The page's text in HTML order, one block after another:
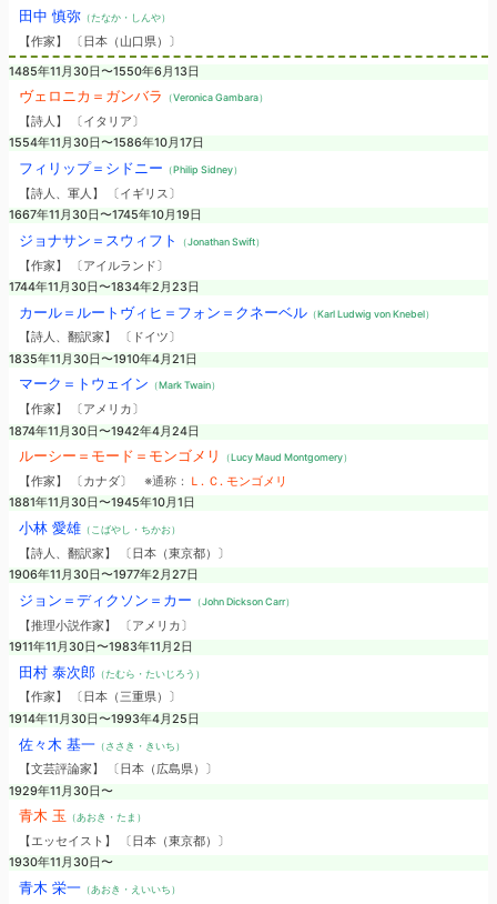
田中 慎弥（たなか・しんや）
【作家】 〔日本（山口県）〕
1485年11月30日〜1550年6月13日
ヴェロニカ＝ガンバラ （Veronica Gambara）
【詩人】 〔イタリア〕
1554年11月30日〜1586年10月17日
フィリップ＝シドニー （Philip Sidney）
【詩人、軍人】 〔イギリス〕
1667年11月30日〜1745年10月19日
ジョナサン＝スウィフト （Jonathan Swift）
【作家】 〔アイルランド〕
1744年11月30日〜1834年2月23日
カール＝ルートヴィヒ＝フォン＝クネーベル（Karl Ludwig von Knebel）
【詩人、翻訳家】 〔ドイツ〕
1835年11月30日〜1910年4月21日
マーク＝トウェイン （Mark Twain）
【作家】 〔アメリカ〕
1874年11月30日〜1942年4月24日
ルーシー＝モード＝モンゴメリ （Lucy Maud Montgomery）
【作家】 〔カナダ〕 ※通称：
Ｌ. Ｃ. モンゴメリ
1881年11月30日〜1945年10月1日
小林 愛雄（こばやし・ちかお）
【詩人、翻訳家】 〔日本（東京都）〕
1906年11月30日〜1977年2月27日
ジョン＝ディクソン＝カー （John Dickson Carr）
【推理小説作家】 〔アメリカ〕
1911年11月30日〜1983年11月2日
田村 泰次郎（たむら・たいじろう）
【作家】 〔日本（三重県）〕
1914年11月30日〜1993年4月25日
佐々木 基一（ささき・きいち）
【文芸評論家】 〔日本（広島県）〕
1929年11月30日〜
青木 玉 （あおき・たま）
【エッセイスト】 〔日本（東京都）〕
1930年11月30日〜
青木 栄一（あおき・えいいち）